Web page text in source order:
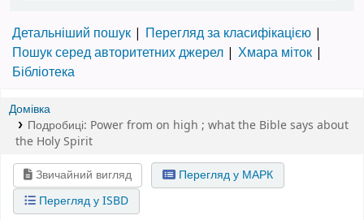
Детальніший пошук
Перегляд за класифікацією
Пошук серед авторитетних джерел
Хмара міток
Бібліотека
Домівка
Подробиці: Power from on high ; what the Bible says about
the Holy Spirit
Звичайний вигляд
Перегляд у МАРК
Перегляд у ISBD